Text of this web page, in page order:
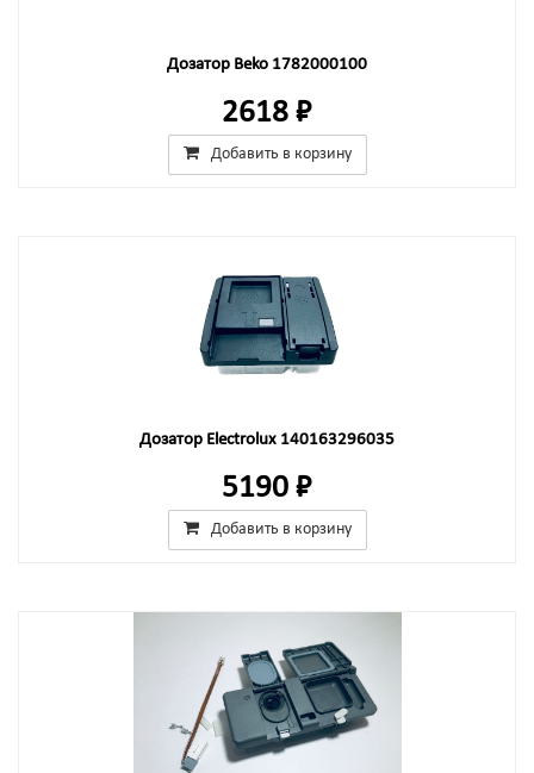
Дозатор Beko 1782000100
2618 ₽
Добавить в корзину
Дозатор Electrolux 140163296035
5190 ₽
Добавить в корзину